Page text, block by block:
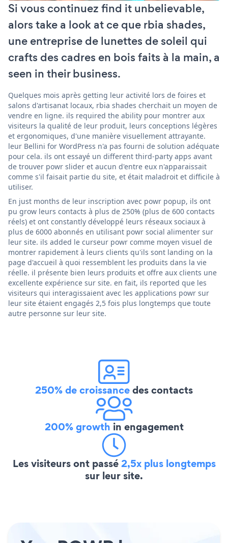
Si vous continuez find it unbelievable,
alors take a look at ce que rbia shades,
une entreprise de lunettes de soleil qui
crafts des cadres en bois faits à la main, a
seen in their business.
Quelques mois après getting leur activité lors de foires et
salons d'artisanat locaux, rbia shades cherchait un moyen de
vendre en ligne. ils required the ability pour montrer aux
visiteurs la qualité de leur produit, leurs conceptions légères
et ergonomiques, d'une manière visuellement attrayante.
leur Bellini for WordPress n'a pas fourni de solution adéquate
pour cela. ils ont essayé un different third-party apps avant
de trouver powr slider et aucun d'entre eux n'apparaissait
comme s'il faisait partie du site, et était maladroit et difficile à
utiliser.
En just months de leur inscription avec powr popup, ils ont
pu grow leurs contacts à plus de 250% (plus de 600 contacts
réels) et ont constantly développé leurs réseaux sociaux à
plus de 6000 abonnés en utilisant powr social alimenter sur
leur site. ils added le curseur powr comme moyen visuel de
montrer rapidement à leurs clients qu'ils sont landing on la
page d'accueil à quoi ressemblent les produits dans la vie
réelle. il présente bien leurs produits et offre aux clients une
excellente expérience sur site. en fait, ils reported que les
visiteurs qui interagissaient avec les applications powr sur
leur site étaient engagés 2,5 fois plus longtemps que toute
autre personne sur leur site.
250% de croissancedes contacts
200% growth in engagement
Les visiteurs ont passé2,5x plus longtemps
sur leur site.